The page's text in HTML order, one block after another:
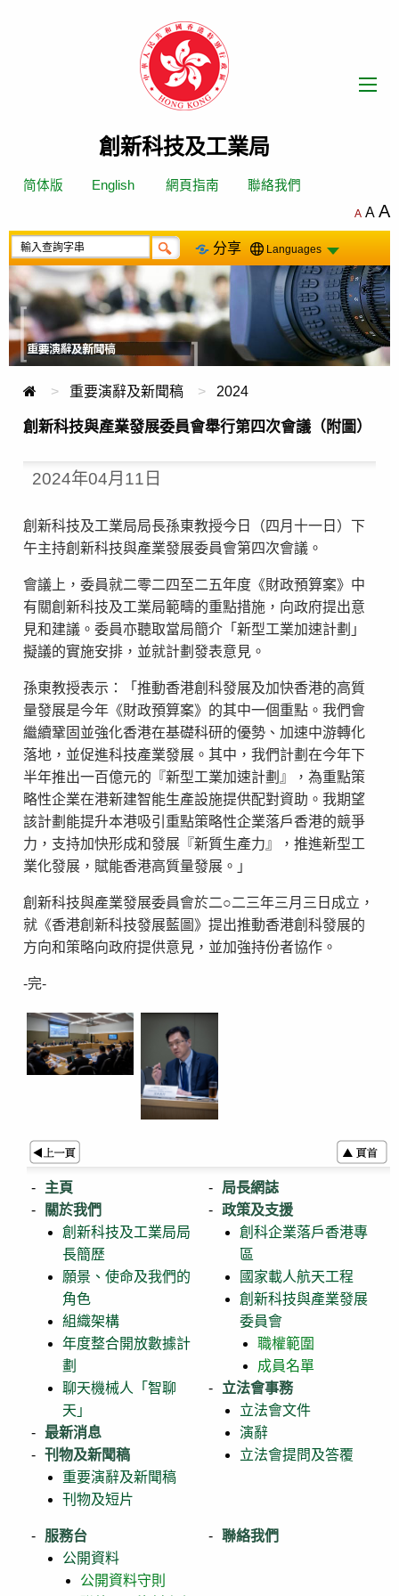
創新科技及工業局
简体版 English 網頁指南 聯絡我們
A A A
分享 Languages
重要演辭及新聞稿 2024
創新科技與產業發展委員會舉行第四次會議（附圖）
2024年04月11日
創新科技及工業局局長孫東教授今日（四月十一日）下
午主持創新科技與產業發展委員會第四次會議。
會議上，委員就二零二四至二五年度《財政預算案》中
有關創新科技及工業局範疇的重點措施，向政府提出意
見和建議。委員亦聽取當局簡介「新型工業加速計劃」
擬議的實施安排，並就計劃發表意見。
孫東教授表示：「推動香港創科發展及加快香港的高質
量發展是今年《財政預算案》的其中一個重點。我們會
繼續鞏固並強化香港在基礎科研的優勢、加速中游轉化
落地，並促進科技產業發展。其中，我們計劃在今年下
半年推出一百億元的『新型工業加速計劃』，為重點策
略性企業在港新建智能生產設施提供配對資助。我期望
該計劃能提升本港吸引重點策略性企業落戶香港的競爭
力，支持加快形成和發展『新質生產力』，推進新型工
業化發展，賦能香港高質量發展。」
創新科技與產業發展委員會於二○二三年三月三日成立，
就《香港創新科技發展藍圖》提出推動香港創科發展的
方向和策略向政府提供意見，並加強持份者協作。
-完-
主頁
關於我們
創新科技及工業局局
長簡歷
願景、使命及我們的
角色
組織架構
年度整合開放數據計
劃
聊天機械人「智聊
天」
最新消息
刊物及新聞稿
重要演辭及新聞稿
刊物及短片
局長網誌
政策及支援
創科企業落戶香港專
區
國家載人航天工程
創新科技與產業發展
委員會
職權範圍
成員名單
立法會事務
立法會文件
演辭
立法會提問及答覆
服務台
公開資料
公開資料守則
聯絡我們